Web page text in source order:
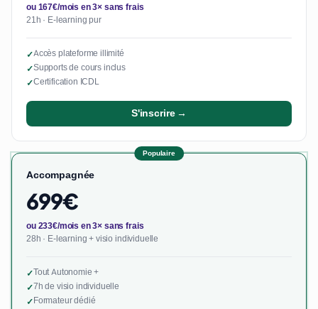
ou 167€/mois en 3× sans frais
21h · E-learning pur
✓Accès plateforme illimité
✓Supports de cours inclus
✓Certification ICDL
S'inscrire →
Populaire
Accompagnée
699€
ou 233€/mois en 3× sans frais
28h · E-learning + visio individuelle
✓Tout Autonomie +
✓7h de visio individuelle
✓Formateur dédié